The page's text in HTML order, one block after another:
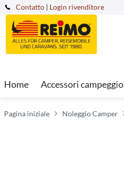
Contatto | Login rivenditore
Home Accessori campeggio
Pagina iniziale Noleggio Camper